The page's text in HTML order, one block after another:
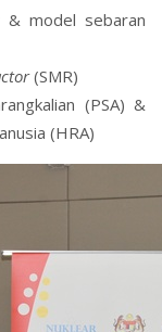
& model sebaran
(SMR)
(PSA) &
(HRA)